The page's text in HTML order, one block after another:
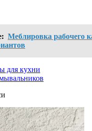
Меблировка рабочего
для кухни